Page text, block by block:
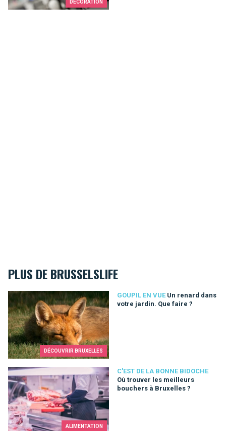
DÉCORATION
PLUS DE BRUSSELSLIFE
DÉCOUVRIR BRUXELLES
GOUPIL EN VUE Un renard dans
votre jardin. Que faire ?
Un renard dans votre jardin. Que faire ?
ALIMENTATION
C'EST DE LA BONNE BIDOCHE
Où trouver les meilleurs
bouchers à Bruxelles ?
Où trouver les meilleurs bouchers à Bruxelles ?